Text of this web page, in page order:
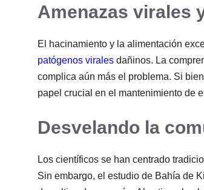
Amenazas virales
El hacinamiento y la alimentación
patógenos virales dañinos. La
complica aún más el problema. Si
papel crucial en el mantenimiento de
Desvelando la
Los científicos se han centrado
Sin embargo, el estudio de Bahía de